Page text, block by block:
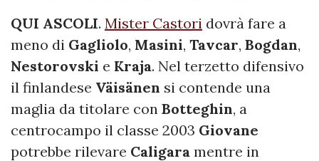
QUI ASCOLI. Mister Castori dovrà fare a
meno di Gagliolo, Masini, Tavcar, Bogdan,
Nestorovski e Kraja. Nel terzetto difensivo
il finlandese Väisänen si contende una
maglia da titolare con Botteghin, a
centrocampo il classe 2003 Giovane
potrebbe rilevare Caligara mentre in